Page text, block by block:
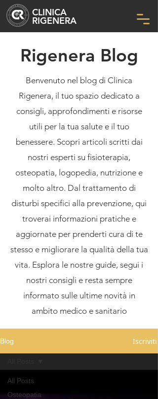
CLINICA
RIGENERA
Rigenera Blog
Benvenuto nel blog di Clinica
Rigenera, il tuo spazio dedicato a
consigli, approfondimenti e risorse
utili per la tua salute e il tuo
benessere. Scopri articoli scritti dai
nostri esperti su fisioterapia,
osteopatia, logopedia, nutrizione e
molto altro. Dal trattamento di
disturbi specifici alla prevenzione, qui
troverai informazioni pratiche e
aggiornate per prenderti cura di te
stesso e migliorare la qualità della tua
vita. Esplora le nostre guide, segui i
nostri consigli e resta sempre
informato sulle ultime novità in
ambito medico e sanitario
Blog Iscriviti
All Posts
Osteopatia